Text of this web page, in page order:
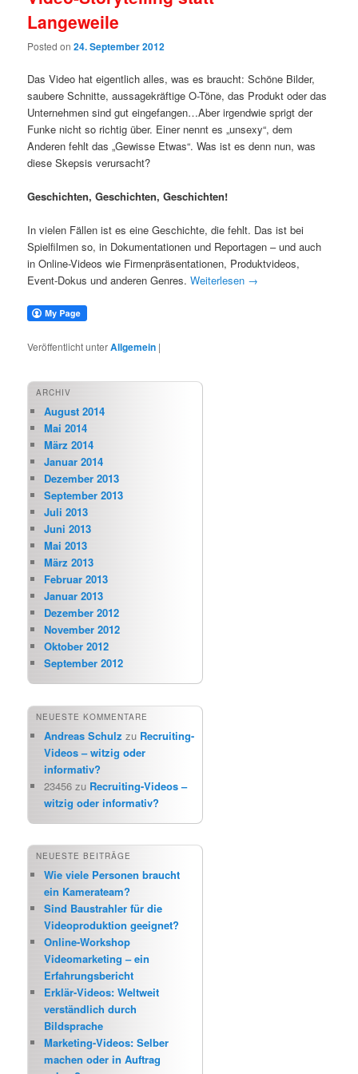
Langeweile
Posted on24. September 2012
Das Video hat eigentlich alles, was es braucht: Schöne Bilder,
saubere Schnitte, aussagekräftige O-Töne, das Produkt oder das
Unternehmen sind gut eingefangen…Aber irgendwie sprigt der
Funke nicht so richtig über. Einer nennt es „unsexy“, dem
Anderen fehlt das „Gewisse Etwas“. Was ist es denn nun, was
diese Skepsis verursacht?
Geschichten, Geschichten, Geschichten!
In vielen Fällen ist es eine Geschichte, die fehlt. Das ist bei
Spielfilmen so, in Dokumentationen und Reportagen – und auch
in Online-Videos wie Firmenpräsentationen, Produktvideos,
Event-Dokus und anderen Genres.Weiterlesen →
Veröffentlicht unterAllgemein |
ARCHIV
August 2014
Mai 2014
März 2014
Januar 2014
Dezember 2013
September 2013
Juli 2013
Juni 2013
Mai 2013
März 2013
Februar 2013
Januar 2013
Dezember 2012
November 2012
Oktober 2012
September 2012
NEUESTE KOMMENTARE
Andreas Schulz zu Recruiting-
Videos – witzig oder
informativ?
23456 zu Recruiting-Videos –
witzig oder informativ?
NEUESTE BEITRÄGE
Wie viele Personen braucht
ein Kamerateam?
Sind Baustrahler für die
Videoproduktion geeignet?
Online-Workshop
Videomarketing – ein
Erfahrungsbericht
Erklär-Videos: Weltweit
verständlich durch
Bildsprache
Marketing-Videos: Selber
machen oder in Auftrag